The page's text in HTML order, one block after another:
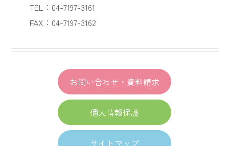
TEL：04-7197-3161
FAX：04-7197-3162
お問い合わせ・資料請求
個人情報保護
サイトマップ